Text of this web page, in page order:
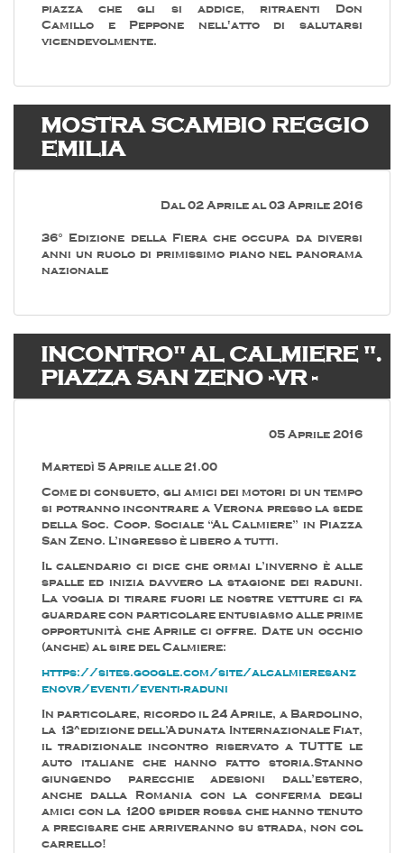
piazza che gli si addice, ritraenti Don
Camillo e Peppone nell'atto di salutarsi
vicendevolmente.
MOSTRA SCAMBIO REGGIO
EMILIA
Dal 02 Aprile al 03 Aprile 2016
36° Edizione della Fiera che occupa da diversi
anni un ruolo di primissimo piano nel panorama
nazionale
INCONTRO" AL CALMIERE ".
PIAZZA SAN ZENO -VR -
05 Aprile 2016
Martedì 5 Aprile alle 21.00
Come di consueto, gli amici dei motori di un tempo
si potranno incontrare a Verona presso la sede
della Soc. Coop. Sociale “Al Calmiere” in Piazza
San Zeno. L’ingresso è libero a tutti.
Il calendario ci dice che ormai l’inverno è alle
spalle ed inizia davvero la stagione dei raduni.
La voglia di tirare fuori le nostre vetture ci fa
guardare con particolare entusiasmo alle prime
opportunità che Aprile ci offre. Date un occhio
(anche) al sire del Calmiere:
https://sites.google.com/site/alcalmieresanz
enovr/eventi/eventi-raduni
In particolare, ricordo il 24 Aprile, a Bardolino,
la 13^edizione dell’Adunata Internazionale Fiat,
il tradizionale incontro riservato a TUTTE le
auto italiane che hanno fatto storia.Stanno
giungendo parecchie adesioni dall’estero,
anche dalla Romania con la conferma degli
amici con la 1200 spider rossa che hanno tenuto
a precisare che arriveranno su strada, non col
carrello!